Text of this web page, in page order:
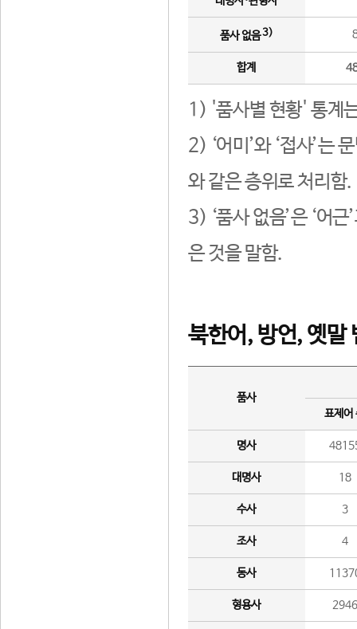
품사 없음3)
합계
1) '품사별 현황' 통계
2) ‘어미’와 ‘접사’는
와 같은 층위로 처리함.
3) ‘품사 없음’은 ‘어
은 것을 말함.
북한어, 방언, 옛말
품사
표제어
명사
대명사 18
수사 3
조사 4
동사
형용사 2946